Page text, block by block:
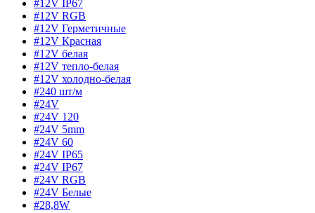
#12V IP67
#12V RGB
#12V Герметичные
#12V Красная
#12V белая
#12V тепло-белая
#12V холодно-белая
#240 шт/м
#24V
#24V 120
#24V 5mm
#24V 60
#24V IP65
#24V IP67
#24V RGB
#24V Белые
#28,8W